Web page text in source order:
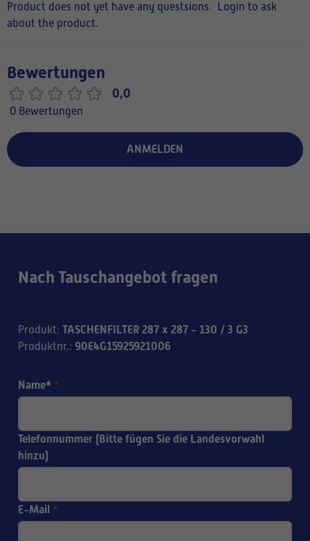
Product does not yet have any questsions.
Login to ask
about the product.
Bewertungen
0,0
0 Bewertungen
ANMELDEN
Nach Tauschangebot fragen
Produkt: TASCHENFILTER 287 x 287 - 130 / 3 G3
Produktnr.: 90E4G15925921006
Name* *
Telefonnummer (Bitte fügen Sie die Landesvorwahl
hinzu)
E-Mail *